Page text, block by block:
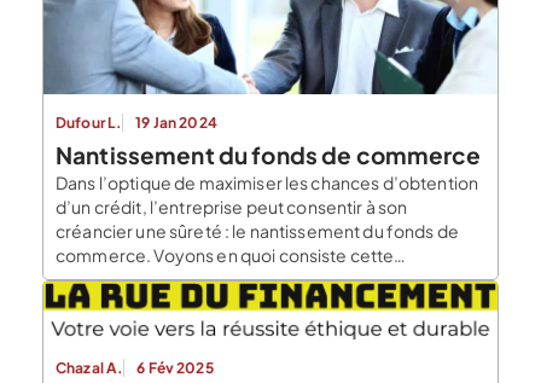
Dufour L. 19 Jan 2024
Nantissement du fonds de commerce
Dans l’optique de maximiser les chances d’obtention
d’un crédit, l’entreprise peut consentir à son
créancier une sûreté : le nantissement du fonds de
commerce. Voyons en quoi consiste cette
garantie parfois mal connue des dirigeants. Le
nantissement du fonds de commerce : présentation
Le nantissement du fonds de commerce est une
Chazal A. 6 Fév 2025